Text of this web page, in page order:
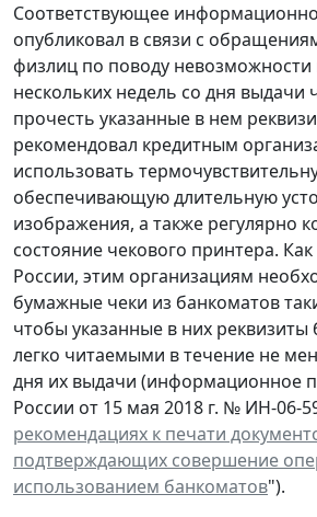
Соответствующее
опубликовал в связи с
физлиц по поводу невозможности
нескольких недель со дня выдачи
прочесть указанные в нем
рекомендовал кредитным
использовать
обеспечивающую длительную
изображения, а также регулярно
состояние чекового принтера.
России, этим организациям
бумажные чеки из банкоматов
чтобы указанные в них
легко читаемыми в течение не
дня их выдачи (информационное
России от 15 мая 2018 г. № ИН-06-
рекомендациях к печати
подтверждающих совершение
использованием банкоматов").